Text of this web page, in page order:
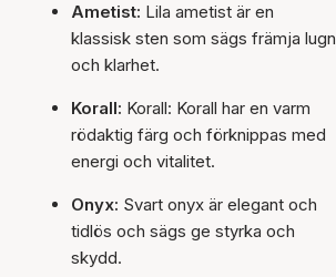
Ametist: Lila ametist är en
klassisk sten som sägs främja lugn
och klarhet.
Korall: Korall: Korall har en varm
rödaktig färg och förknippas med
energi och vitalitet.
Onyx: Svart onyx är elegant och
tidlös och sägs ge styrka och
skydd.